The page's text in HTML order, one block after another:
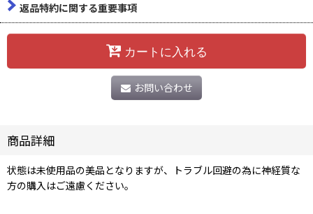
返品特約に関する重要事項
カートに入れる
お問い合わせ
商品詳細
状態は未使用品の美品となりますが、トラブル回避の為に神経質な
方の購入はご遠慮ください。